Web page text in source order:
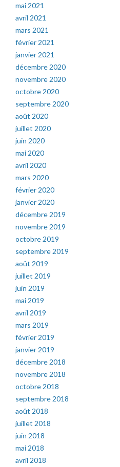
mai 2021
avril 2021
mars 2021
février 2021
janvier 2021
décembre 2020
novembre 2020
octobre 2020
septembre 2020
août 2020
juillet 2020
juin 2020
mai 2020
avril 2020
mars 2020
février 2020
janvier 2020
décembre 2019
novembre 2019
octobre 2019
septembre 2019
août 2019
juillet 2019
juin 2019
mai 2019
avril 2019
mars 2019
février 2019
janvier 2019
décembre 2018
novembre 2018
octobre 2018
septembre 2018
août 2018
juillet 2018
juin 2018
mai 2018
avril 2018